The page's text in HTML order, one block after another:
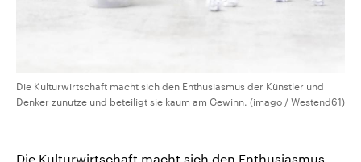
Die Kulturwirtschaft macht sich den Enthusiasmus der Künstler und
Denker zunutze und beteiligt sie kaum am Gewinn. (imago / Westend61)
Die Kulturwirtschaft macht sich den Enthusiasmus